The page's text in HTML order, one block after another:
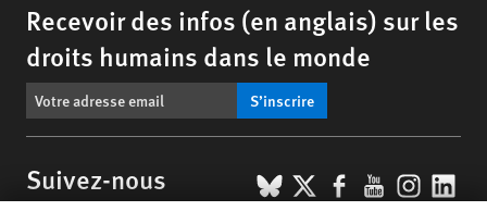
Recevoir des infos (en anglais) sur les
droits humains dans le monde
S’inscrire
Suivez-nous BlueSky
X Facebook
YouTube